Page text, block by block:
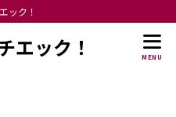
ック！
エック！ MENU